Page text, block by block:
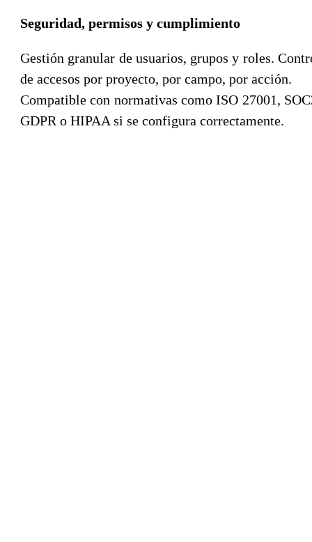
Seguridad, permisos y cumplimiento
Gestión granular de usuarios, grupos y roles.
de accesos por proyecto, por campo, por acción.
Compatible con normativas como ISO 27001,
GDPR o HIPAA si se configura correctamente.